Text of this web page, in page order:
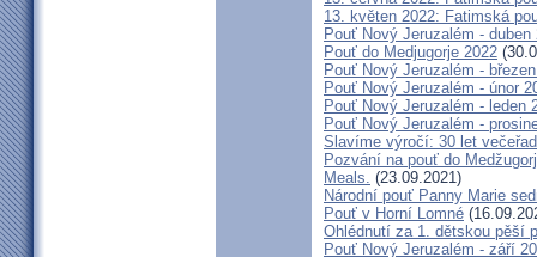
13. květen 2022: Fatimská
Pouť Nový Jeruzalém - duben
Pouť do Medjugorje 2022
Pouť Nový Jeruzalém -
Pouť Nový Jeruzalém - únor
Pouť Nový Jeruzalém - leden
Pouť Nový Jeruzalém -
Slavíme výročí: 30 let
Pozvání na pouť do
Meals. (23.09.2021)
Národní pouť Panny Marie
Pouť v Horní Lomné
Ohlédnutí za 1. dětskou pěší
Pouť Nový Jeruzalém - září